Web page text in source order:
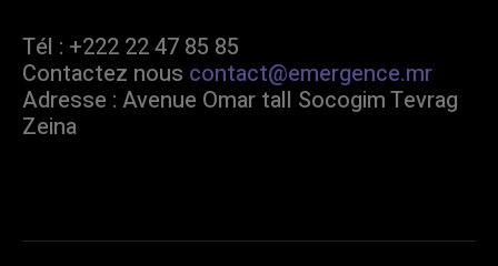
Tél : +222 22 47 85 85
Contactez nous contact@emergence.mr
Adresse : Avenue Omar tall Socogim Tevrag
Zeina